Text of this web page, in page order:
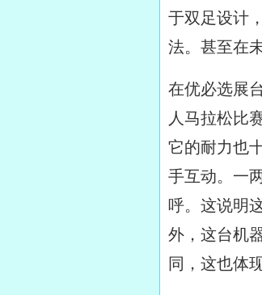
于双足设计
法。甚至在
在优必选展
人马拉松比
它的耐力也
手互动。一
呼。这说明
外，这台机
同，这也体